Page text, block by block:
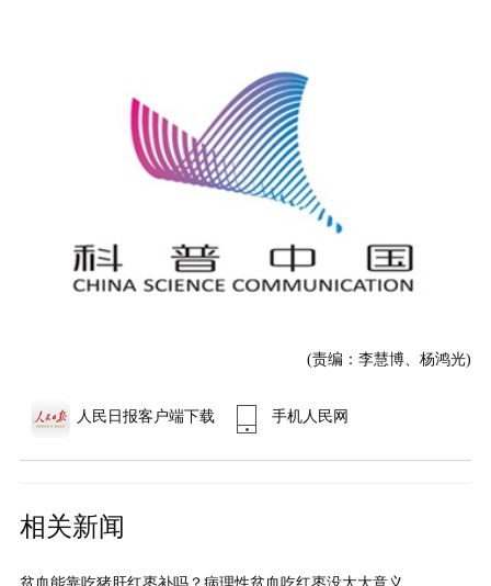
(责编：李慧博、杨鸿光)
人民日报客户端下载 手机人民网
相关新闻